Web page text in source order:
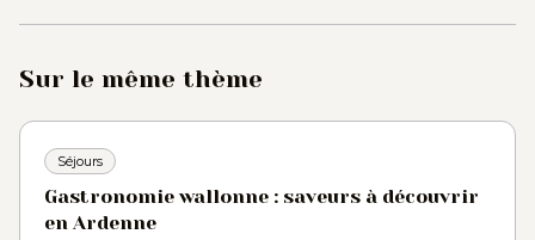
Sur le même thème
Séjours
Gastronomie wallonne : saveurs à découvrir
en Ardenne